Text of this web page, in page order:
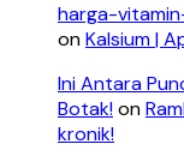
harga-
onKalsium |
Ini Antara
Botak!on
kronik!